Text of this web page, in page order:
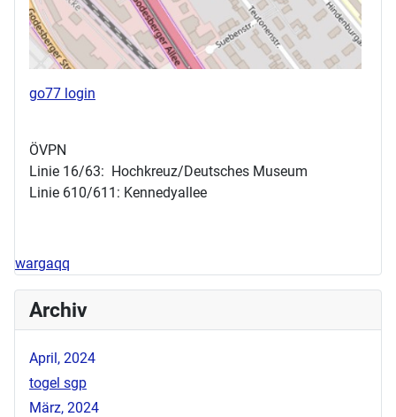
go77 login
ÖVPN
Linie 16/63: Hochkreuz/Deutsches Museum
Linie 610/611: Kennedyallee
wargaqq
Archiv
April, 2024
togel sgp
März, 2024